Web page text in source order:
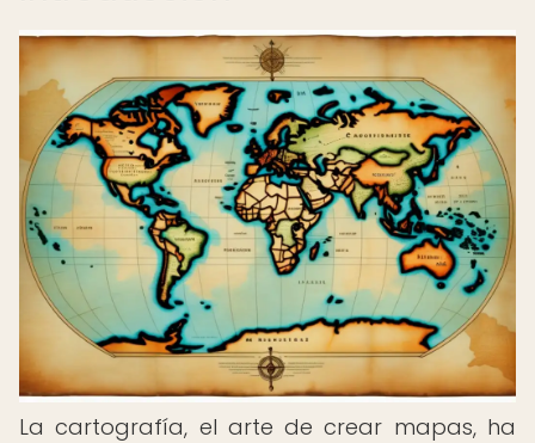
La cartografía, el arte de crear mapas, ha